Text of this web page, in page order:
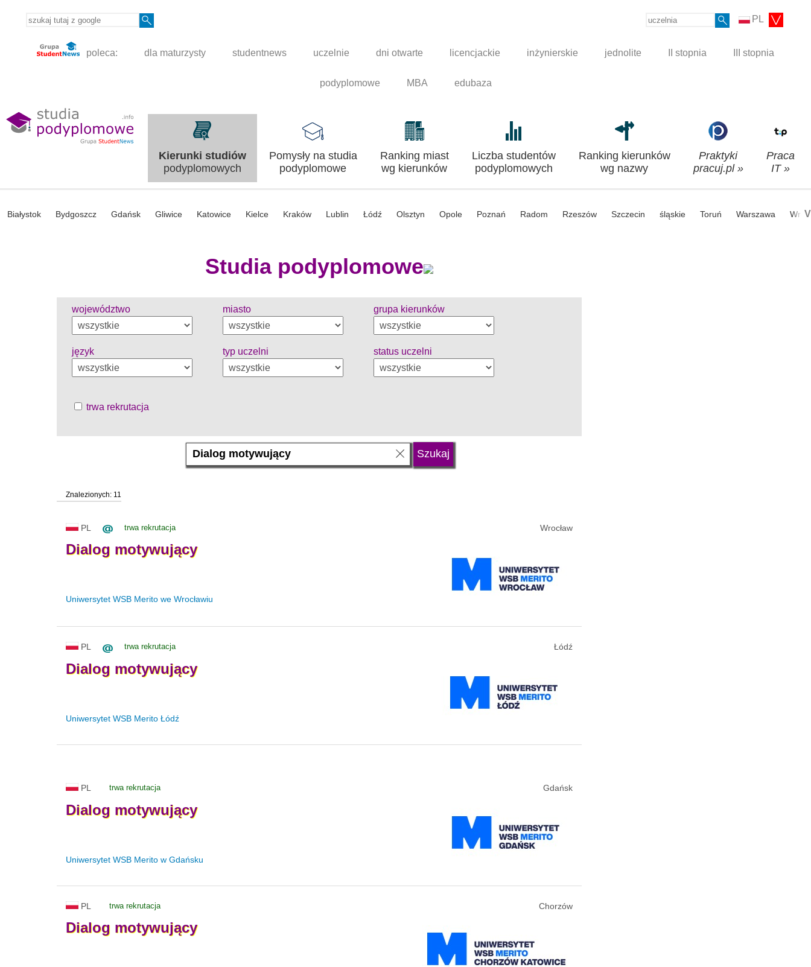
PL
poleca: dla maturzysty studentnews uczelnie dni otwarte licencjackie inżynierskie jednolite II stopnia III stopnia
podyplomowe MBA edubaza
Kierunki studiów
podyplomowych
Pomysły na studia
podyplomowe
Ranking miast
wg kierunków
Liczba studentów
podyplomowych
Ranking kierunków
wg nazwy
Praktyki
pracuj.pl »
Praca
IT »
Białystok Bydgoszcz Gdańsk Gliwice Katowice Kielce Kraków Lublin Łódź Olsztyn Opole Poznań Radom Rzeszów Szczecin śląskie Toruń Warszawa V
Studia podyplomowe
województwo miasto grupa kierunków
język typ uczelni status uczelni
trwa rekrutacja
Znalezionych: 11
PL trwa rekrutacja Wrocław
Dialog motywujący
Uniwersytet WSB Merito we Wrocławiu
PL trwa rekrutacja Łódź
Dialog motywujący
Uniwersytet WSB Merito Łódź
PL trwa rekrutacja Gdańsk
Dialog motywujący
Uniwersytet WSB Merito w Gdańsku
PL trwa rekrutacja Chorzów
Dialog motywujący